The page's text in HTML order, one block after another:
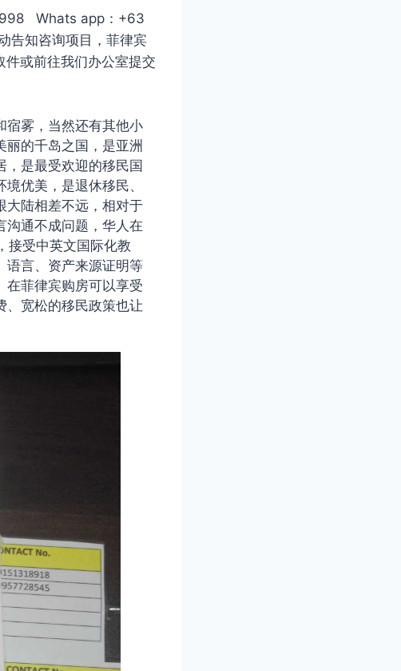
Whats app：+63
告知咨询项目，菲律宾
或前往我们办公室提交
宿雾，当然还有其他小
的千岛之国，是亚洲
，是最受欢迎的移民国
优美，是退休移民、
大陆相差不远，相对于
沟通不成问题，华人在
接受中英文国际化教
语言、资产来源证明等
在菲律宾购房可以享受
、宽松的移民政策也让